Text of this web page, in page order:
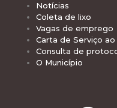
Notícias
Coleta de lixo
Vagas de emprego
Carta de Serviço ao
Consulta de
O Município